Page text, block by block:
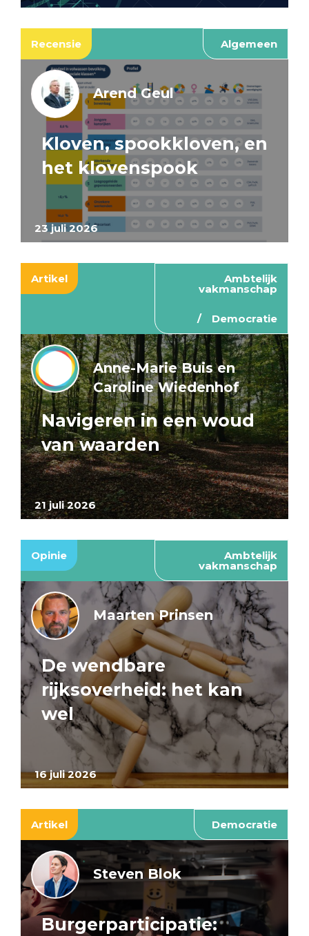
Recensie Algemeen
23 juli 2026
Arend Geul
Kloven, spookkloven, en
het klovenspook
Artikel Ambtelijk
vakmanschap
Democratie
21 juli 2026
Anne-Marie Buis en
Caroline Wiedenhof
Navigeren in een woud
van waarden
Opinie Ambtelijk
vakmanschap
16 juli 2026
Maarten Prinsen
De wendbare
rijksoverheid: het kan
wel
Artikel Democratie
Steven Blok
Burgerparticipatie: